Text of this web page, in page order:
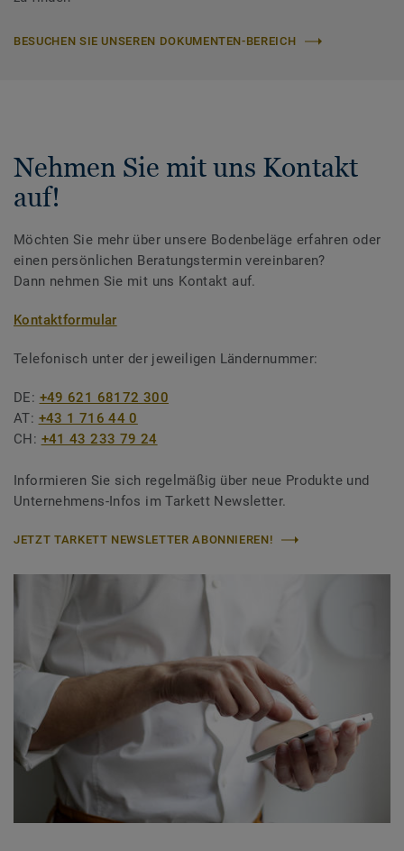
BESUCHEN SIE UNSEREN DOKUMENTEN-BEREICH
Nehmen Sie mit uns Kontakt
auf!
Möchten Sie mehr über unsere Bodenbeläge erfahren oder
einen persönlichen Beratungstermin vereinbaren?
Dann nehmen Sie mit uns Kontakt auf.
Kontaktformular
Telefonisch unter der jeweiligen Ländernummer:
DE: +49 621 68172 300
AT: +43 1 716 44 0
CH: +41 43 233 79 24
Informieren Sie sich regelmäßig über neue Produkte und
Unternehmens-Infos im Tarkett Newsletter.
JETZT TARKETT NEWSLETTER ABONNIEREN!